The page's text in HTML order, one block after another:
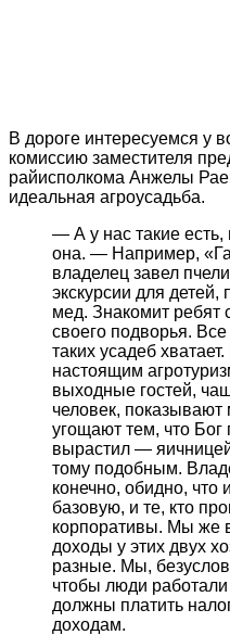
В дороге интересуемся у
комиссию заместителя
райисполкома Анжелы
идеальная агроусадьба.
— А у нас такие
она. — Например,
владелец завел
экскурсии для детей,
мед. Знакомит
своего подворья.
таких усадеб
настоящим
выходные гостей,
человек,
угощают тем, что Бог
вырастил —
тому подобным.
конечно, обидно, что
базовую, и те, кто
корпоративы. Мы же
доходы у этих двух
разные. Мы,
чтобы люди
должны платить
доходам.